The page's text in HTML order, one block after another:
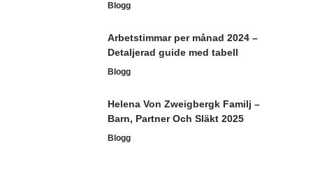
Blogg
Arbetstimmar per månad 2024 –
Detaljerad guide med tabell
Blogg
Helena Von Zweigbergk Familj –
Barn, Partner Och Släkt 2025
Blogg